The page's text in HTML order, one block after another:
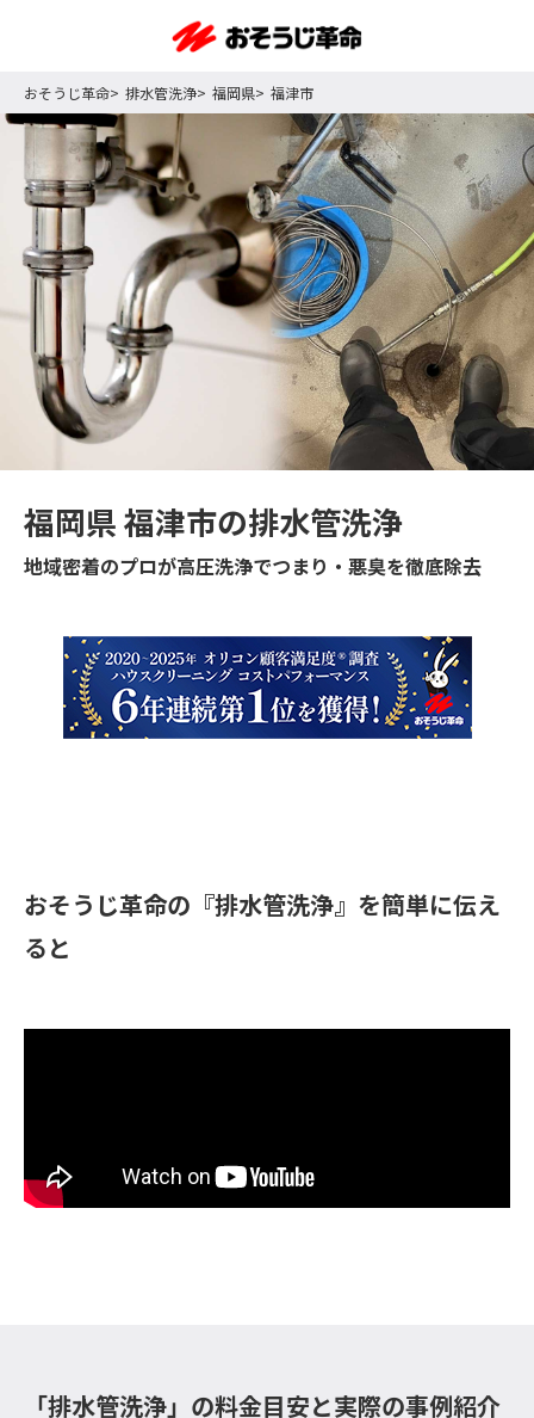
おそうじ革命 排水管洗浄 福岡県 福津市
福岡県 福津市の排水管洗浄
地域密着のプロが高圧洗浄でつまり・悪臭を徹底除去
おそうじ革命の『排水管洗浄』を簡単に伝え
ると
「排水管洗浄」の料金目安と実際の事例紹介